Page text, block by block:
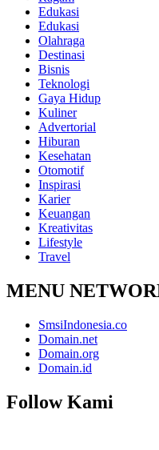
Edukasi
Edukasi
Olahraga
Destinasi
Bisnis
Teknologi
Gaya Hidup
Kuliner
Advertorial
Hiburan
Kesehatan
Otomotif
Inspirasi
Karier
Keuangan
Kreativitas
Lifestyle
Travel
MENU
SmsiIndonesia.co
Domain.net
Domain.org
Domain.id
Follow Kami